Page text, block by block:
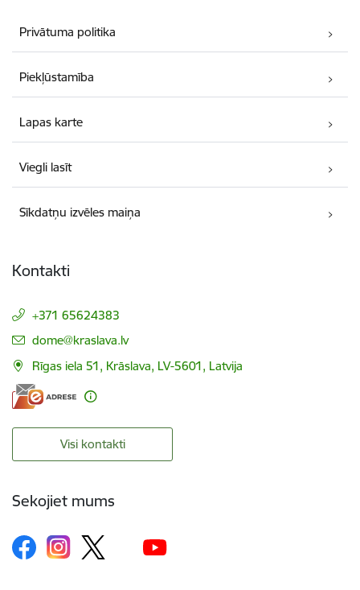
Privātuma politika
Piekļūstamība
Lapas karte
Viegli lasīt
Sīkdatņu izvēles maiņa
Kontakti
+371 65624383
E-pasts:
dome@kraslava.lv
Rīgas iela 51, Krāslava, LV-5601, Latvija
Visi kontakti
Sekojiet mums